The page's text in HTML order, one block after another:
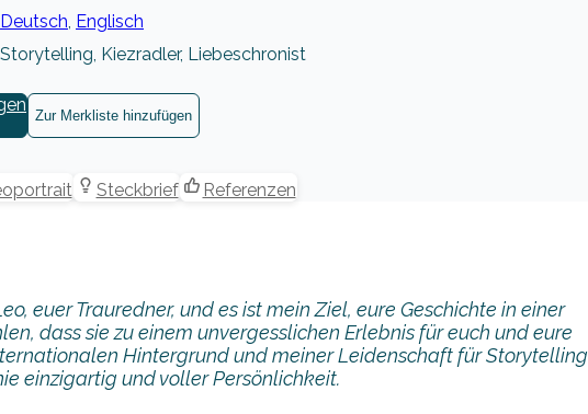
Deutsch, Englisch
Storytelling, Kiezradler, Liebeschronist
Zur Merkliste hinzufügen
Steckbrief Referenzen
euer Trauredner, und es ist mein Ziel, eure Geschichte in einer
dass sie zu einem unvergesslichen Erlebnis für euch und eure
Hintergrund und meiner Leidenschaft für Storytelling
einzigartig und voller Persönlichkeit.